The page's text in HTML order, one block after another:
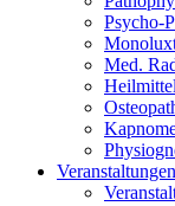
Psycho-
Med.
Heilmittel
Veranstaltungen